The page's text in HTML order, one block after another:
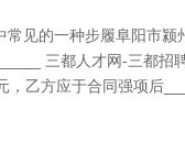
常见的一种步履阜阳市
三都人才网-三都招
，乙方应于合同强项后